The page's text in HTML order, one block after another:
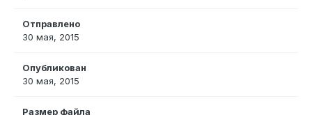
Отправлено
30 мая, 2015
Опубликован
30 мая, 2015
Размер файла